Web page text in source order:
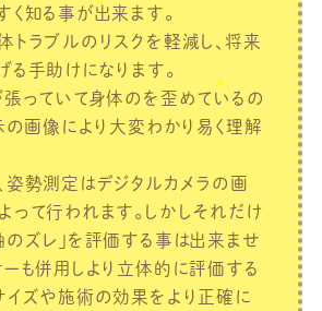
く知る事が出来ます。
ラブルのリスクを軽減し、将来
る手助けになります。
っていて身体のを歪めているの
の画像により大変わかり易く理解
勢測定はデジタルカメラの画
って行われます。しかしそれだけ
のズレ」を評価する事は出来ませ
ーも併用しより立体的に評価する
イズや施術の効果をより正確に